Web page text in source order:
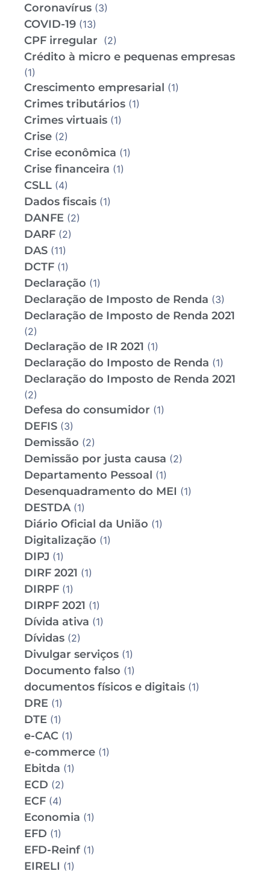
Coronavírus (3)
COVID-19 (13)
CPF irregular (2)
Crédito à micro e pequenas empresas
(1)
Crescimento empresarial (1)
Crimes tributários (1)
Crimes virtuais (1)
Crise (2)
Crise econômica (1)
Crise financeira (1)
CSLL (4)
Dados fiscais (1)
DANFE (2)
DARF (2)
DAS (11)
DCTF (1)
Declaração (1)
Declaração de Imposto de Renda (3)
Declaração de Imposto de Renda 2021
(2)
Declaração de IR 2021 (1)
Declaração do Imposto de Renda (1)
Declaração do Imposto de Renda 2021
(2)
Defesa do consumidor (1)
DEFIS (3)
Demissão (2)
Demissão por justa causa (2)
Departamento Pessoal (1)
Desenquadramento do MEI (1)
DESTDA(1)
Diário Oficial da União (1)
Digitalização (1)
DIPJ (1)
DIRF 2021 (1)
DIRPF (1)
DIRPF 2021 (1)
Dívida ativa (1)
Dívidas (2)
Divulgar serviços (1)
Documento falso (1)
documentos físicos e digitais (1)
DRE (1)
DTE (1)
e-CAC (1)
e-commerce (1)
Ebitda (1)
ECD (2)
ECF (4)
Economia (1)
EFD (1)
EFD-Reinf (1)
EIRELI (1)